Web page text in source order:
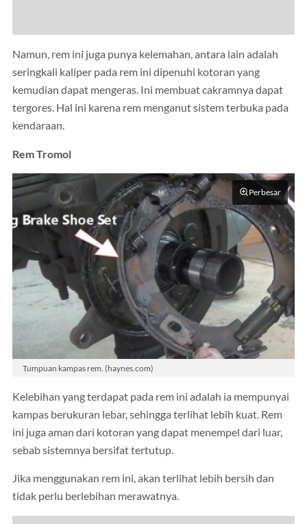
Namun, rem ini juga punya kelemahan, antara lain adalah
seringkali kaliper pada rem ini dipenuhi kotoran yang
kemudian dapat mengeras. Ini membuat cakramnya dapat
tergores. Hal ini karena rem menganut sistem terbuka pada
kendaraan.
Rem Tromol
Perbesar
Tumpuan kampas rem. (haynes.com)
Kelebihan yang terdapat pada rem ini adalah ia mempunyai
kampas berukuran lebar, sehingga terlihat lebih kuat. Rem
ini juga aman dari kotoran yang dapat menempel dari luar,
sebab sistemnya bersifat tertutup.
Jika menggunakan rem ini, akan terlihat lebih bersih dan
tidak perlu berlebihan merawatnya.